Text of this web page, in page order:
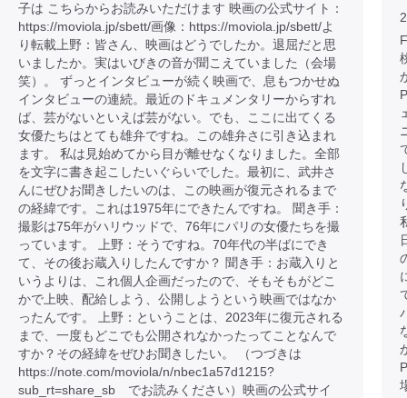
子は こちらからお読みいただけます 映画の公式サイト：
https://moviola.jp/sbett/画像：https://moviola.jp/sbett/よ
り転載上野：皆さん、映画はどうでしたか。退屈だと思
いましたか。実はいびきの音が聞こえていました（会場
笑）。 ずっとインタビューが続く映画で、息もつかせぬ
インタビューの連続。最近のドキュメンタリーからすれ
ば、芸がないといえば芸がない。でも、ここに出てくる
女優たちはとても雄弁ですね。この雄弁さに引き込まれ
ます。 私は見始めてから目が離せなくなりました。全部
を文字に書き起こしたいぐらいでした。最初に、武井さ
んにぜひお聞きしたいのは、この映画が復元されるまで
の経緯です。これは1975年にできたんですね。 聞き手：
撮影は75年がハリウッドで、76年にパリの女優たちを撮
っています。 上野：そうですね。70年代の半ばにでき
て、その後お蔵入りしたんですか？ 聞き手：お蔵入りと
いうよりは、これ個人企画だったので、そもそもがどこ
かで上映、配給しよう、公開しようという映画ではなか
ったんです。 上野：ということは、2023年に復元される
まで、一度もどこでも公開されなかったってことなんで
すか？その経緯をぜひお聞きしたい。 （つづきは
https://note.com/moviola/n/nbec1a57d1215?
sub_rt=share_sb でお読みください）映画の公式サイ